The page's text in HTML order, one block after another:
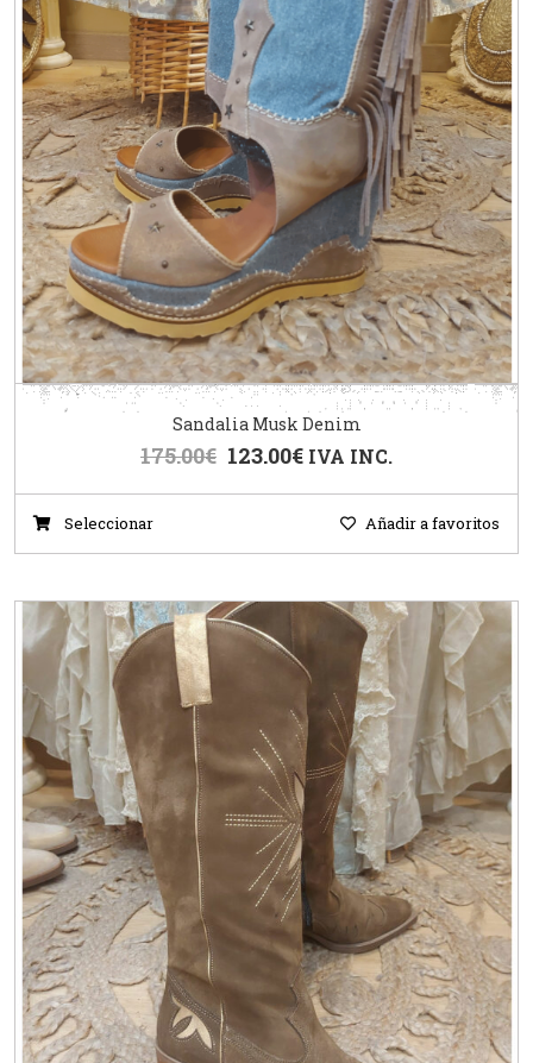
Sandalia Musk Denim
175.00€ 123.00€ IVA INC.
Seleccionar Añadir a favoritos